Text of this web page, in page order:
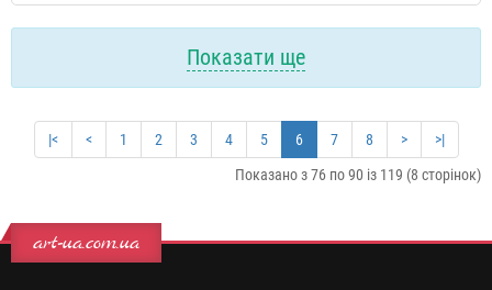
Показати ще
|< < 1 2 3 4 5 6 7 8 >
>|
Показано з 76 по 90 із 119 (8 сторінок)
art-ua.com.ua